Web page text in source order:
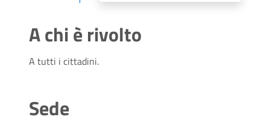
A chi è rivolto
A tutti i cittadini.
Sede